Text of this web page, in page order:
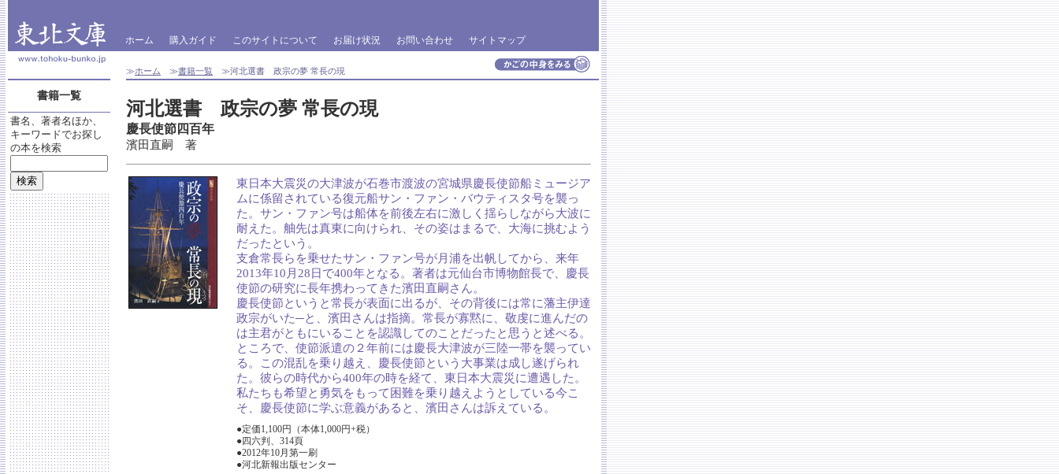
ホーム 購入ガイド このサイトについて お届け状況 お問い合わせ サイトマップ
≫ホーム ≫書籍一覧 ≫河北選書 政宗の夢 常長の現
書籍一覧
書名、著者名ほか、
キーワードでお探し
の本を検索
河北選書 政宗の夢 常長の現
慶長使節四百年
濱田直嗣 著
東日本大震災の大津波が石巻市渡波の宮城県慶長使節船ミュージア
ムに係留されている復元船サン・ファン・バウティスタ号を襲っ
た。サン・ファン号は船体を前後左右に激しく揺らしながら大波に
耐えた。舳先は真東に向けられ、その姿はまるで、大海に挑むよう
だったという。
支倉常長らを乗せたサン・ファン号が月浦を出帆してから、来年
2013年10月28日で400年となる。著者は元仙台市博物館長で、慶長
使節の研究に長年携わってきた濱田直嗣さん。
慶長使節というと常長が表面に出るが、その背後には常に藩主伊達
政宗がいた─と、濱田さんは指摘。常長が寡黙に、敬虔に進んだの
は主君がともにいることを認識してのことだったと思うと述べる。
ところで、使節派遣の２年前には慶長大津波が三陸一帯を襲ってい
る。この混乱を乗り越え、慶長使節という大事業は成し遂げられ
た。彼らの時代から400年の時を経て、東日本大震災に遭遇した。
私たちも希望と勇気をもって困難を乗り越えようとしている今こ
そ、慶長使節に学ぶ意義があると、濱田さんは訴えている。
●定価1,100円（本体1,000円+税）
●四六判、314頁
●2012年10月第一刷
●河北新報出版センター